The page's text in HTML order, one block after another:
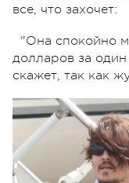
все, что захочет:
"Она спокойно
долларов за
скажет, так как